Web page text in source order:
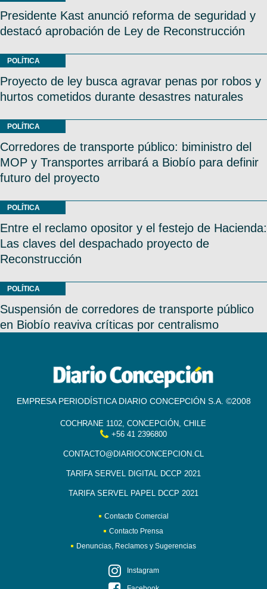
Presidente Kast anunció reforma de seguridad y
destacó aprobación de Ley de Reconstrucción
POLÍTICA
Proyecto de ley busca agravar penas por robos y
hurtos cometidos durante desastres naturales
POLÍTICA
Corredores de transporte público: biministro del
MOP y Transportes arribará a Biobío para definir
futuro del proyecto
POLÍTICA
Entre el reclamo opositor y el festejo de Hacienda:
Las claves del despachado proyecto de
Reconstrucción
POLÍTICA
Suspensión de corredores de transporte público
en Biobío reaviva críticas por centralismo
EMPRESA PERIODÍSTICA DIARIO CONCEPCIÓN S.A. ©2008
COCHRANE 1102, CONCEPCIÓN, CHILE
+56 41 2396800
CONTACTO@DIARIOCONCEPCION.CL
TARIFA SERVEL DIGITAL DCCP 2021
TARIFA SERVEL PAPEL DCCP 2021
Contacto Comercial
Contacto Prensa
Denuncias, Reclamos y Sugerencias
Instagram